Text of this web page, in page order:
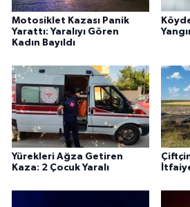
Motosiklet Kazası Panik
Yarattı: Yaralıyı Gören
Kadın Bayıldı
Yürekleri Ağza Getiren
Kaza: 2 Çocuk Yaralı